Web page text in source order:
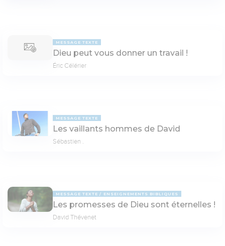
MESSAGE TEXTE
Dieu peut vous donner un travail !
Éric Célérier
MESSAGE TEXTE
Les vaillants hommes de David
Sébastien .
MESSAGE TEXTE ENSEIGNEMENTS BIBLIQUES
Les promesses de Dieu sont éternelles !
David Thévenet